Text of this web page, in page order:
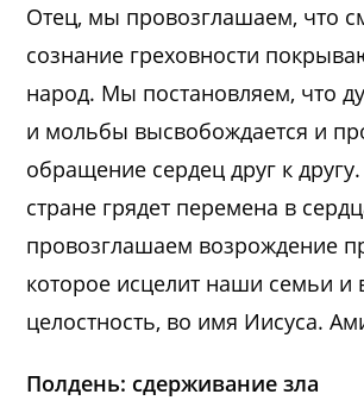
Отец, мы провозглашаем, что
сознание греховности
народ. Мы постановляем, что
и мольбы высвобождается и
обращение сердец друг к
стране грядет перемена в
провозглашаем возрождение
которое исцелит наши семьи и
целостность, во имя Иисуса.
Полдень: сдерживание зла